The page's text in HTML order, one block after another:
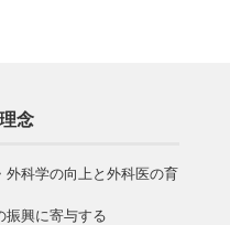
念
外科学の向上と外科医の育
振興に寄与する